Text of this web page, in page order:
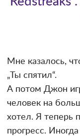
Мне казалось,
„Ты спятил“.
А потом Джон
человек на
хотел. Я теперь
прогресс.